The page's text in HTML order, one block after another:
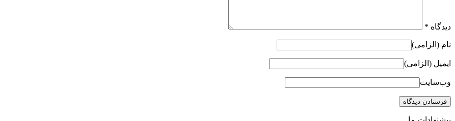
دیدگاه *
نام (الزامی)
ایمیل (الزامی)
وب‌سایت